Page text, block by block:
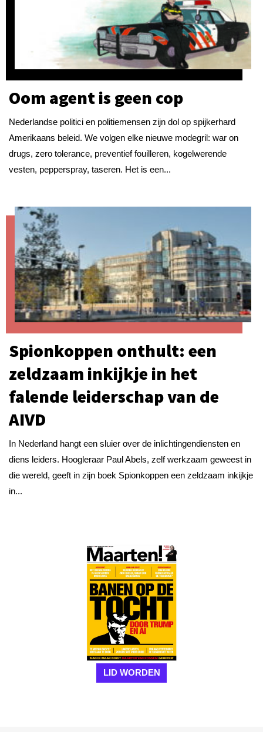
Oom agent is geen cop
Nederlandse politici en politiemensen zijn dol op spijkerhard
Amerikaans beleid. We volgen elke nieuwe modegril: war on
drugs, zero tolerance, preventief fouilleren, kogelwerende
vesten, pepperspray, taseren. Het is een...
Spionkoppen onthult: een
zeldzaam inkijkje in het
falende leiderschap van de
AIVD
In Nederland hangt een sluier over de inlichtingendiensten en
diens leiders. Hoogleraar Paul Abels, zelf werkzaam geweest in
die wereld, geeft in zijn boek Spionkoppen een zeldzaam inkijkje
in...
LID WORDEN